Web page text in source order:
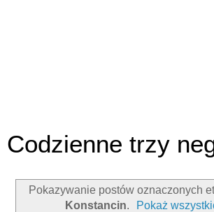
Codzienne trzy
Pokazywanie postów oznaczonych
Konstancin. Pokaż